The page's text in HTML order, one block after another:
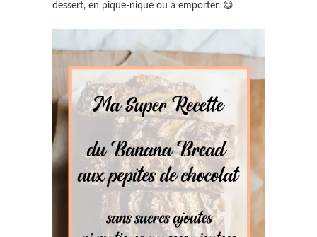
dessert, en pique-nique ou à emporter. 😋